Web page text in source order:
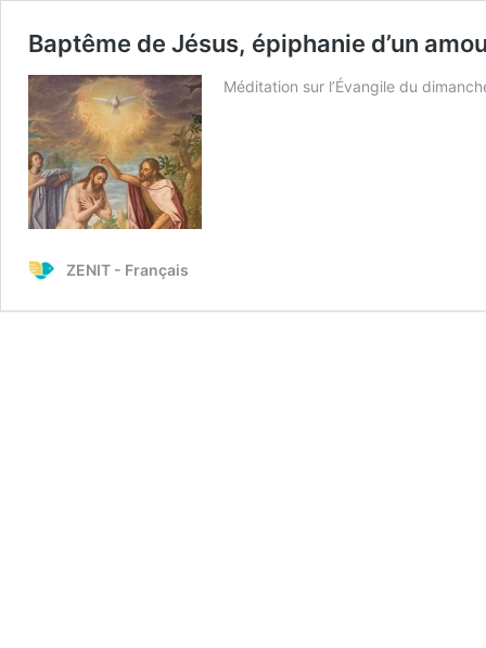
Baptême de Jésus, épiphanie d’un
Méditation sur l’Évangile du
ZENIT - Français